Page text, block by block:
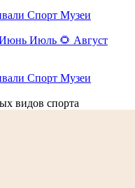
Спорт Музеи
Июль 🌻 Август
Спорт Музеи
видов спорта